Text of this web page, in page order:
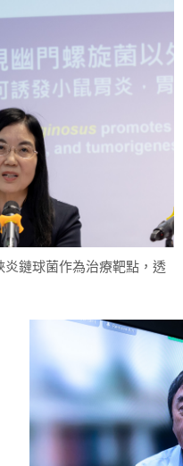
鏈球菌作為治療靶點，透